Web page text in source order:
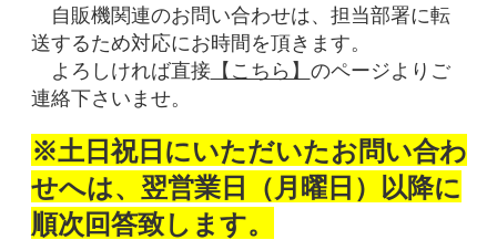
自販機関連のお問い合わせは、担当部署に転
送するため対応にお時間を頂きます。
よろしければ直接【こちら】 のページよりご
連絡下さいませ。
※土日祝日にいただいたお問い合わ
せへは、翌営業日（月曜日）以降に
順次回答致します。